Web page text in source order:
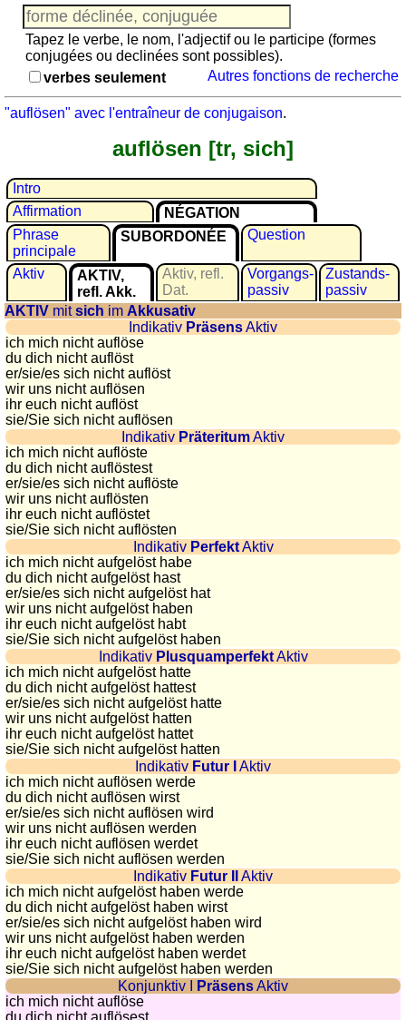
Jeu
avec
des
nombres
de
langues
espagnol
français
italien
latin
portugais
roumain
néerlandais
Utilités
Convertisseurs
d'unités
Plaques
d'immatriculation
Coucher
du
soleil
Balades
à
vélo
Petit
vocabulaire
pour
voyage
(pdf)
JEUX
Géographie
Quiz
de
côtes
et
fleuves
de
géographie
Quiz
des
pays
Quiz
Tapez le verbe, le nom, l'adjectif ou le participe (formes
conjugées ou declinées sont possibles).
verbes seulement
Autres fonctions de recherche
"auflösen" avec l'entraîneur de conjugaison.
auflösen [tr, sich]
Intro
Affirmation
NÉGATION
Phrase
principale
SUBORDONÉE Question
Aktiv
AKTIV,
refl. Akk.
Aktiv, refl.
Dat.
Vorgangs­
passiv
Zustands­
passiv
AKTIV mitsich im Akkusativ
Indikativ PräsensAktiv
ich mich nicht auflöse
du dich nicht auflöst
er/sie/es sich nicht auflöst
wir uns nicht auflösen
ihr euch nicht auflöst
sie/Sie sich nicht auflösen
Indikativ PräteritumAktiv
ich mich nicht auflöste
du dich nicht auflöstest
er/sie/es sich nicht auflöste
wir uns nicht auflösten
ihr euch nicht auflöstet
sie/Sie sich nicht auflösten
Indikativ PerfektAktiv
ich mich nicht aufgelöst habe
du dich nicht aufgelöst hast
er/sie/es sich nicht aufgelöst hat
wir uns nicht aufgelöst haben
ihr euch nicht aufgelöst habt
sie/Sie sich nicht aufgelöst haben
Indikativ PlusquamperfektAktiv
ich mich nicht aufgelöst hatte
du dich nicht aufgelöst hattest
er/sie/es sich nicht aufgelöst hatte
wir uns nicht aufgelöst hatten
ihr euch nicht aufgelöst hattet
sie/Sie sich nicht aufgelöst hatten
Indikativ Futur I
Aktiv
ich mich nicht auflösen werde
du dich nicht auflösen wirst
er/sie/es sich nicht auflösen wird
wir uns nicht auflösen werden
ihr euch nicht auflösen werdet
sie/Sie sich nicht auflösen werden
Indikativ Futur II
Aktiv
ich mich nicht aufgelöst haben werde
du dich nicht aufgelöst haben wirst
er/sie/es sich nicht aufgelöst haben wird
wir uns nicht aufgelöst haben werden
ihr euch nicht aufgelöst haben werdet
sie/Sie sich nicht aufgelöst haben werden
Konjunktiv I
PräsensAktiv
ich mich nicht auflöse
du dich nicht auflösest